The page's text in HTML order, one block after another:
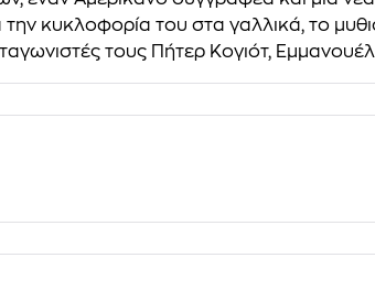
την κυκλοφορία του στα γαλλικά, το
τους Πήτερ Κογιότ, Εμμανουέλ